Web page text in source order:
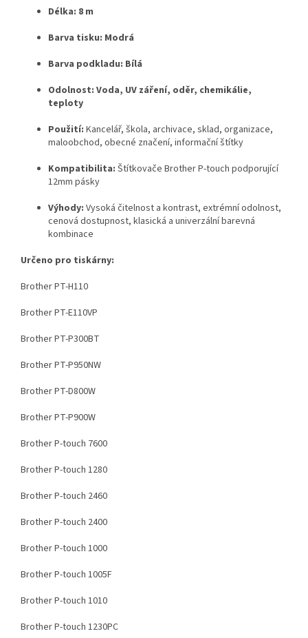
Délka: 8 m
Barva tisku: Modrá
Barva podkladu: Bílá
Odolnost: Voda, UV záření, oděr, chemikálie,
teploty
Použití: Kancelář, škola, archivace, sklad, organizace,
maloobchod, obecné značení, informační štítky
Kompatibilita: Štítkovače Brother P-touch podporující
12mm pásky
Výhody: Vysoká čitelnost a kontrast, extrémní odolnost,
cenová dostupnost, klasická a univerzální barevná
kombinace
Určeno pro tiskárny:
Brother PT-H110
Brother PT-E110VP
Brother PT-P300BT
Brother PT-P950NW
Brother PT-D800W
Brother PT-P900W
Brother P-touch 7600
Brother P-touch 1280
Brother P-touch 2460
Brother P-touch 2400
Brother P-touch 1000
Brother P-touch 1005F
Brother P-touch 1010
Brother P-touch 1230PC